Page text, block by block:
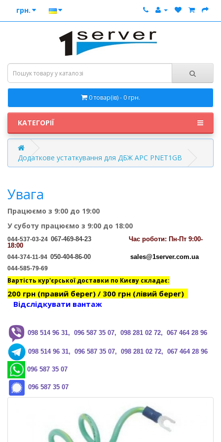
грн.
0 товар(ів) - 0 грн.
КАТЕГОРІЇ
Додаткове устаткування для ДБЖ APC PNET1GB
Увага
Працюємо з 9:00 до 19:00
У суботу працюємо з 9:00 до 18:00
044-537-03-24 067-469-84-23 Час роботи: Пн-Пт 9:00-
18:00
044-374-11-94 050-404-86-00 sales@1server.com.ua
044-585-79-69
Вартість кур'єрської доставки по Києву складає:
200 грн (правий берег) / 300 грн (лівий берег)
Відслідкувати вантаж
098 514 96 31, 096 587 35 07, 098 281 02 72, 067 464 28 96
098 514 96 31, 096 587 35 07, 098 281 02 72, 067 464 28 96
096 587 35 07
096 587 35 07